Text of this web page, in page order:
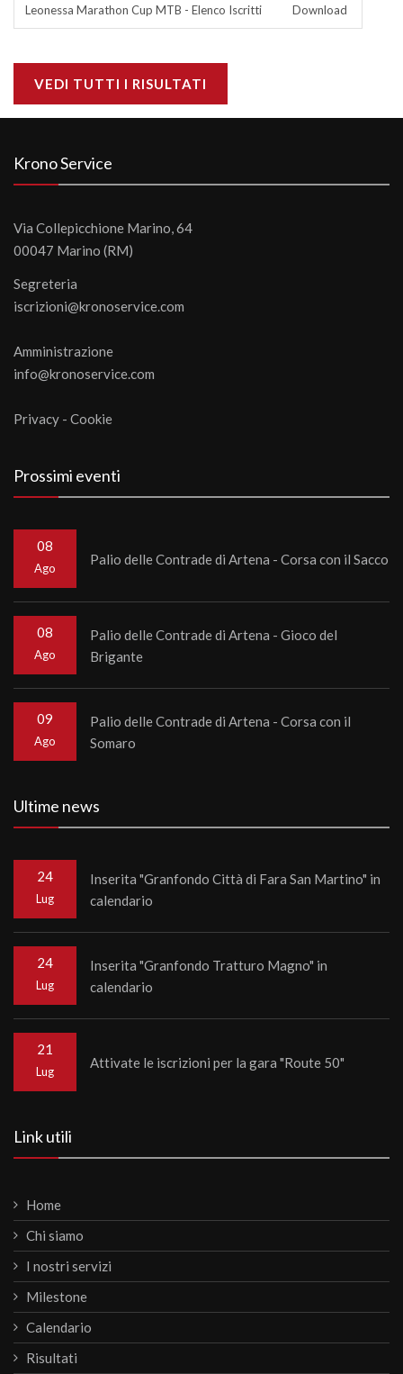
Leonessa Marathon Cup MTB - Elenco Iscritti Download
VEDI TUTTI I RISULTATI
Krono Service
Via Collepicchione Marino, 64
00047 Marino (RM)
Segreteria
iscrizioni@kronoservice.com
Amministrazione
info@kronoservice.com
Privacy - Cookie
Prossimi eventi
08
Ago
Palio delle Contrade di Artena - Corsa con il Sacco
08
Ago
Palio delle Contrade di Artena - Gioco del
Brigante
09
Ago
Palio delle Contrade di Artena - Corsa con il
Somaro
Ultime news
24
Lug
Inserita "Granfondo Città di Fara San Martino" in
calendario
24
Lug
Inserita "Granfondo Tratturo Magno" in
calendario
21
Lug
Attivate le iscrizioni per la gara "Route 50"
Link utili
Home
Chi siamo
I nostri servizi
Milestone
Calendario
Risultati